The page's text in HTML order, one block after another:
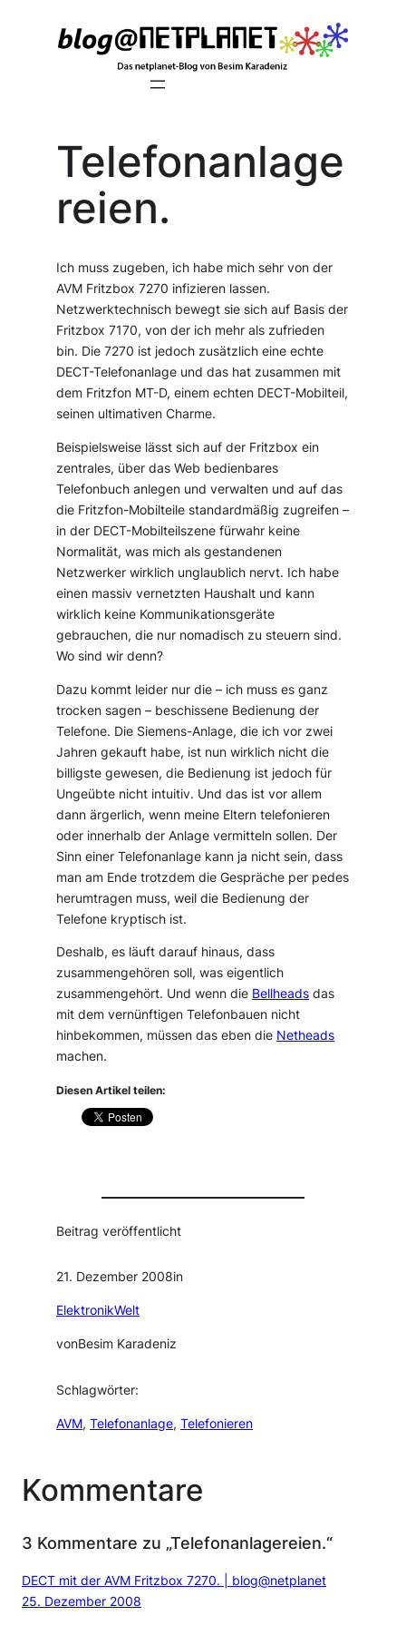
Telefonanlage
reien.
Ich muss zugeben, ich habe mich sehr von der
AVM Fritzbox 7270 infizieren lassen.
Netzwerktechnisch bewegt sie sich auf Basis der
Fritzbox 7170, von der ich mehr als zufrieden
bin. Die 7270 ist jedoch zusätzlich eine echte
DECT-Telefonanlage und das hat zusammen mit
dem Fritzfon MT-D, einem echten DECT-Mobilteil,
seinen ultimativen Charme.
Beispielsweise lässt sich auf der Fritzbox ein
zentrales, über das Web bedienbares
Telefonbuch anlegen und verwalten und auf das
die Fritzfon-Mobilteile standardmäßig zugreifen –
in der DECT-Mobilteilszene fürwahr keine
Normalität, was mich als gestandenen
Netzwerker wirklich unglaublich nervt. Ich habe
einen massiv vernetzten Haushalt und kann
wirklich keine Kommunikationsgeräte
gebrauchen, die nur nomadisch zu steuern sind.
Wo sind wir denn?
Dazu kommt leider nur die – ich muss es ganz
trocken sagen – beschissene Bedienung der
Telefone. Die Siemens-Anlage, die ich vor zwei
Jahren gekauft habe, ist nun wirklich nicht die
billigste gewesen, die Bedienung ist jedoch für
Ungeübte nicht intuitiv. Und das ist vor allem
dann ärgerlich, wenn meine Eltern telefonieren
oder innerhalb der Anlage vermitteln sollen. Der
Sinn einer Telefonanlage kann ja nicht sein, dass
man am Ende trotzdem die Gespräche per pedes
herumtragen muss, weil die Bedienung der
Telefone kryptisch ist.
Deshalb, es läuft darauf hinaus, dass
zusammengehören soll, was eigentlich
zusammengehört. Und wenn die Bellheads das
mit dem vernünftigen Telefonbauen nicht
hinbekommen, müssen das eben die Netheads
machen.
Diesen Artikel teilen:
Beitrag veröffentlicht
21. Dezember 2008in
ElektronikWelt
vonBesim Karadeniz
Schlagwörter:
AVM, Telefonanlage, Telefonieren
Kommentare
3 Kommentare zu „Telefonanlagereien.“
DECT mit der AVM Fritzbox 7270. | blog@netplanet
25. Dezember 2008